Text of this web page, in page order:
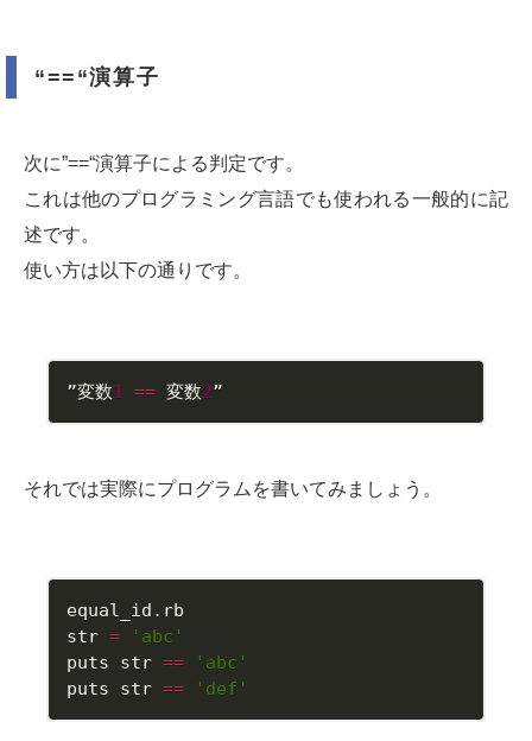
“==“演算子
次に”==“演算子による判定です。
これは他のプログラミング言語でも使われる一般的に記
述です。
使い方は以下の通りです。
”変数1 == 変数2”
それでは実際にプログラムを書いてみましょう。
equal_id.rb
str =
'abc'
puts str ==
'abc'
puts str == 'def'